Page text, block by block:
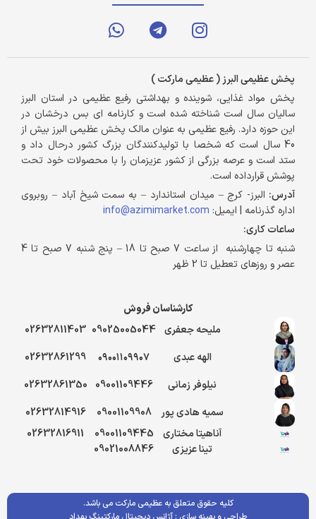
پخش عظیمی البرز ( عظیمی مارکت )
پخش مواد غذایی، شوینده و بهداشتی رفیع عظیمی در استان البرز
سالیان سال است شناخته شده است و کارنامه ای بس درخشان در
این حوزه دارد. رفیع عظیمی به عنوان مالک پخش عظیمی البرز بیش از
40 سال است که شخصا با تولیدکنندگان بزرگ کشور درحال داد و
ستد است و عرصه بزرگی از کشور عزیزمان را با محصولات خود تحت
پوشش قرارداده است.
آدرس: البرز- کرج – میدان استاندارد – به سمت شیخ آباد – روبروی
اداره گذرنامه | ایمیل: info@azimimarket.com
ساعات کاری:
شنبه تا چهارشنبه از ساعت 7 صبح تا 18 – پنج شنبه 7 صبح تا 4
عصر و روزهای تعطیل تا 2 ظهر
کارشناسان فروش
ملیحه جعفری 09025005044
02632811403
الهه عبدی
۰۹۰۰۱۱۰۹۹۰۷
02632861299
نیلوفر زمانی
09001109446
02632861350
سمیه هادی پور
09001109908
02632814916
آناهیتا مختاری
09001109445
02632816911
تینا عزیزی
09021008846
کلیه حقوق متعلق به عظیمی مارکت می باشد.